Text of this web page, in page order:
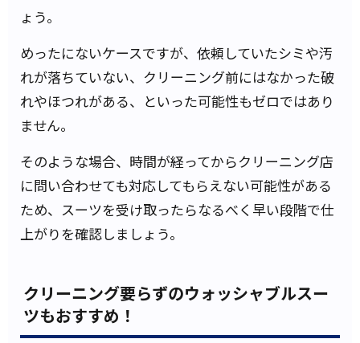
ょう。
めったにないケースですが、依頼していたシミや汚
れが落ちていない、クリーニング前にはなかった破
れやほつれがある、といった可能性もゼロではあり
ません。
そのような場合、時間が経ってからクリーニング店
に問い合わせても対応してもらえない可能性がある
ため、スーツを受け取ったらなるべく早い段階で仕
上がりを確認しましょう。
クリーニング要らずのウォッシャブルスー
ツもおすすめ！